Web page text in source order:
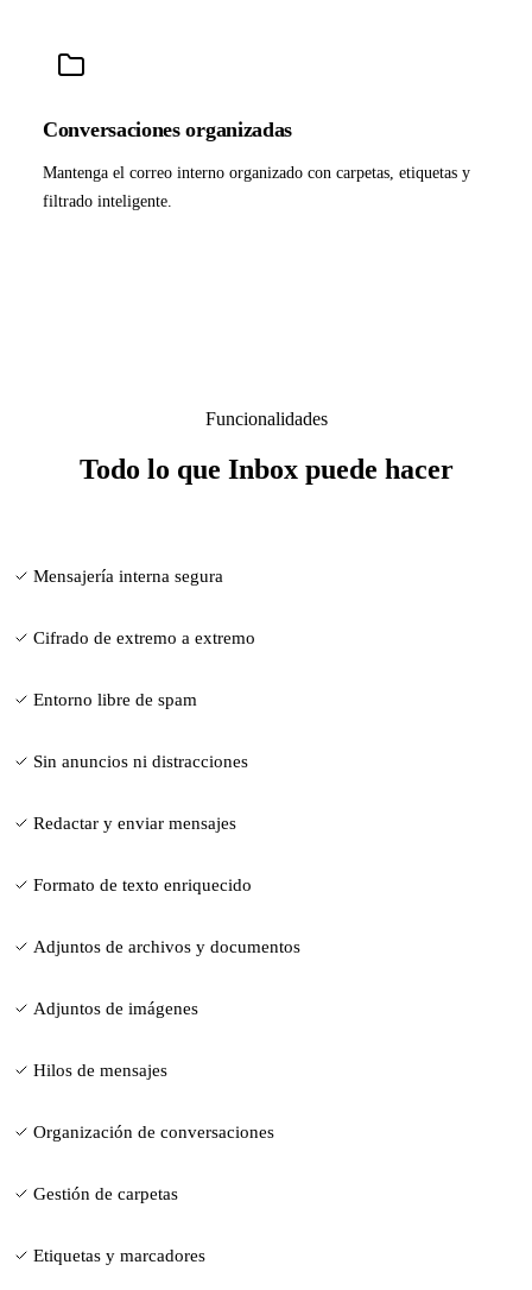
Conversaciones organizadas
Mantenga el correo interno organizado con carpetas, etiquetas y
filtrado inteligente.
Funcionalidades
Todo lo que Inbox puede hacer
Mensajería interna segura
Cifrado de extremo a extremo
Entorno libre de spam
Sin anuncios ni distracciones
Redactar y enviar mensajes
Formato de texto enriquecido
Adjuntos de archivos y documentos
Adjuntos de imágenes
Hilos de mensajes
Organización de conversaciones
Gestión de carpetas
Etiquetas y marcadores